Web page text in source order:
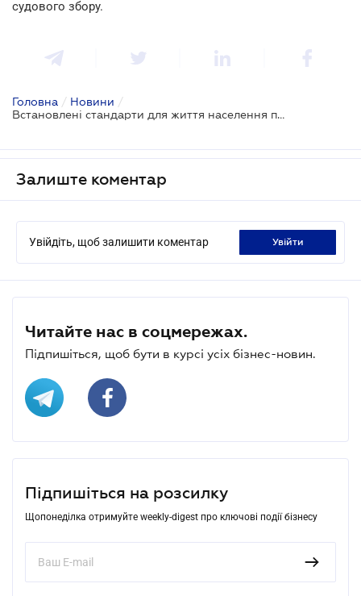
судового збору.
Головна / Новини /
Встановлені стандарти для життя населення переглянуть
Залиште коментар
Увійдіть, щоб залишити коментар увійти
Читайте нас в соцмережах.
Підпишіться, щоб бути в курсі усіх бізнес-новин.
Підпишіться на розсилку
Щопонеділка отримуйте weekly-digest про ключові події бізнесу